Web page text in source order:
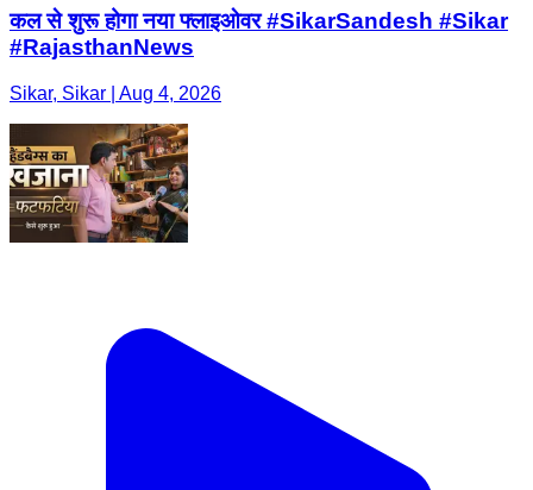
कल से शुरू होगा नया फ्लाइओवर #SikarSandesh #Sikar
#RajasthanNews
Sikar, Sikar | Aug 4, 2026